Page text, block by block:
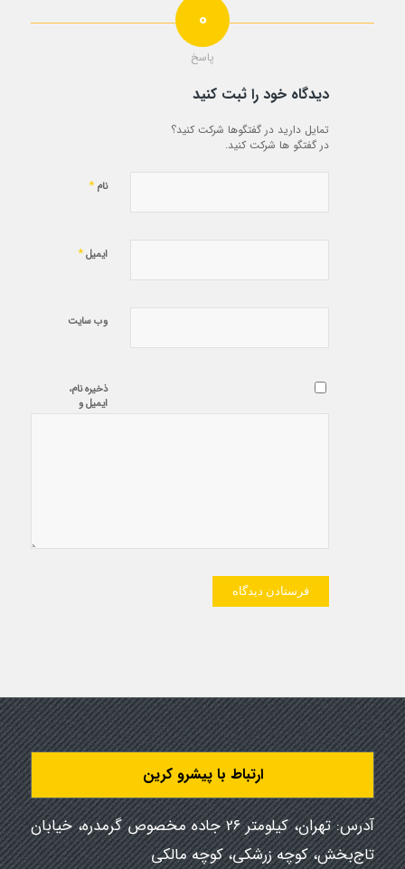
0
پاسخ
دیدگاه خود را ثبت کنید
تمایل دارید در گفتگوها شرکت کنید؟
در گفتگو ها شرکت کنید.
نام *
ایمیل*
وب‌ سایت
ذخیره نام،
ایمیل و
ارتباط با پیشرو کرین
آدرس: تهران، کیلومتر 26 جاده مخصوص گرمدره، خیابان
تاج‌بخش، کوچه زرشکی، کوچه مالکی